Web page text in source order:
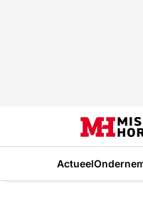
Actueel